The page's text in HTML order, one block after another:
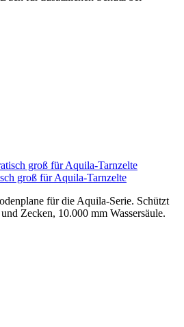
groß für Aquila-Tarnzelte
für die Aquila-Serie. Schützt
Zecken, 10.000 mm Wassersäule.